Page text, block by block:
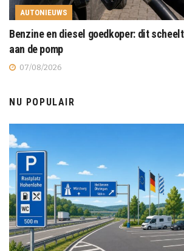
AUTONIEUWS
Benzine en diesel goedkoper: dit
aan de pomp
07/08/2026
NU POPULAIR